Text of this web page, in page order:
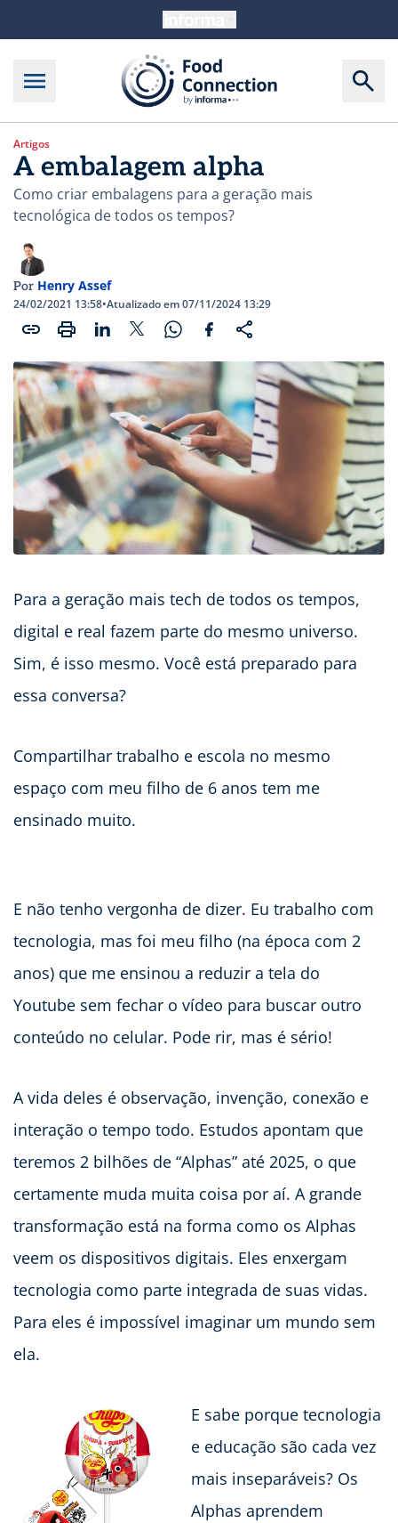
Artigos
A embalagem alpha
Como criar embalagens para a geração mais
tecnológica de todos os tempos?
Por Henry Assef
24/02/2021 13:58•Atualizado em 07/11/2024 13:29
Para a geração mais tech de todos os tempos,
digital e real fazem parte do mesmo universo.
Sim, é isso mesmo. Você está preparado para
essa conversa?
Compartilhar trabalho e escola no mesmo
espaço com meu filho de 6 anos tem me
ensinado muito.
E não tenho vergonha de dizer. Eu trabalho com
tecnologia, mas foi meu filho (na época com 2
anos) que me ensinou a reduzir a tela do
Youtube sem fechar o vídeo para buscar outro
conteúdo no celular. Pode rir, mas é sério!
A vida deles é observação, invenção, conexão e
interação o tempo todo. Estudos apontam que
teremos 2 bilhões de “Alphas” até 2025, o que
certamente muda muita coisa por aí. A grande
transformação está na forma como os Alphas
veem os dispositivos digitais. Eles enxergam
tecnologia como parte integrada de suas vidas.
Para eles é impossível imaginar um mundo sem
ela.
E sabe porque tecnologia
e educação são cada vez
mais inseparáveis? Os
Alphas aprendem